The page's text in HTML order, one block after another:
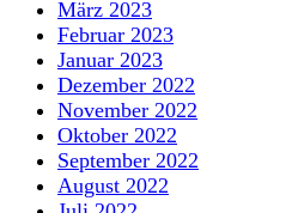
März 2023
Februar 2023
Januar 2023
Dezember 2022
November 2022
Oktober 2022
September 2022
August 2022